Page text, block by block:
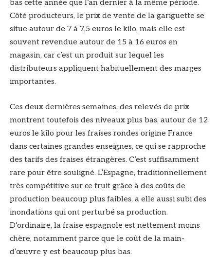
bas cette année que l’an dernier à la même période.
Côté producteurs, le prix de vente de la gariguette se
situe autour de 7 à 7,5 euros le kilo, mais elle est
souvent revendue autour de 15 à 16 euros en
magasin, car c’est un produit sur lequel les
distributeurs appliquent habituellement des marges
importantes.
Ces deux dernières semaines, des relevés de prix
montrent toutefois des niveaux plus bas, autour de 12
euros le kilo pour les fraises rondes origine France
dans certaines grandes enseignes, ce qui se rapproche
des tarifs des fraises étrangères. C’est suffisamment
rare pour être souligné. L’Espagne, traditionnellement
très compétitive sur ce fruit grâce à des coûts de
production beaucoup plus faibles, a elle aussi subi des
inondations qui ont perturbé sa production.
D’ordinaire, la fraise espagnole est nettement moins
chère, notamment parce que le coût de la main-
d’œuvre y est beaucoup plus bas.